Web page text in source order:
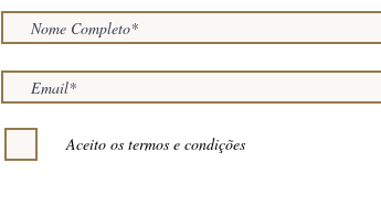
Aceito os termos e condições